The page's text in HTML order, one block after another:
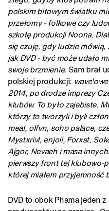
polskim bitowym światku
przełomy - folkowe czy
szkołę produkcji Noona.
się czuję, gdy ludzie
jak DVD - być może udało
swoje brzmienie. Sam brał
polskiej produkcji:
2014, po drodze imprezy
klubów. To było zajebiste.
którzy to tworzyli i byli
meal, olfvn, soho palace,
Mystxrivl, enjoii, Forxst,
Ajgor, Nevaeh i masa
pierwszy front tej klubowo-
której miałem przyjemność
DVD to obok Phama jeden